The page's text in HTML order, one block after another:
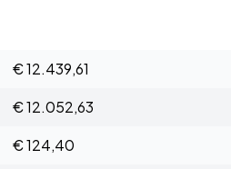
€ 12.439,61
€ 12.052,63
€ 124,40